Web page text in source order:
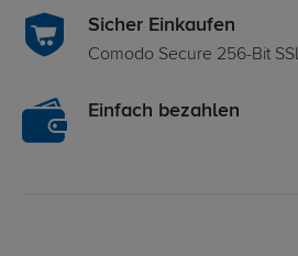
Sicher Einkaufen
Comodo Secure 256-Bit
Einfach bezahlen